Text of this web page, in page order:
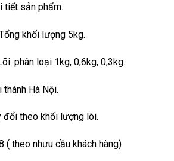
tiết sản phẩm.
khối lượng 5kg.
phân loại 1kg, 0,6kg, 0,3kg.
Hà Nội.
đổi theo khối lượng lõi.
( theo nhưu cầu khách hàng)